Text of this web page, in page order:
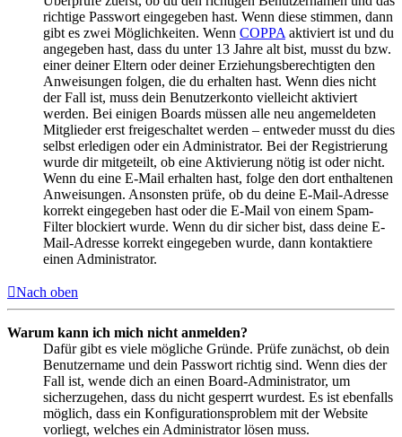
richtige Passwort eingegeben hast. Wenn diese stimmen, dann
gibt es zwei Möglichkeiten. Wenn COPPA aktiviert ist und du
angegeben hast, dass du unter 13 Jahre alt bist, musst du bzw.
einer deiner Eltern oder deiner Erziehungsberechtigten den
Anweisungen folgen, die du erhalten hast. Wenn dies nicht
der Fall ist, muss dein Benutzerkonto vielleicht aktiviert
werden. Bei einigen Boards müssen alle neu angemeldeten
Mitglieder erst freigeschaltet werden – entweder musst du dies
selbst erledigen oder ein Administrator. Bei der Registrierung
wurde dir mitgeteilt, ob eine Aktivierung nötig ist oder nicht.
Wenn du eine E-Mail erhalten hast, folge den dort enthaltenen
Anweisungen. Ansonsten prüfe, ob du deine E-Mail-Adresse
korrekt eingegeben hast oder die E-Mail von einem Spam-
Filter blockiert wurde. Wenn du dir sicher bist, dass deine E-
Mail-Adresse korrekt eingegeben wurde, dann kontaktiere
einen Administrator.
Nach oben
Warum kann ich mich nicht anmelden?
Dafür gibt es viele mögliche Gründe. Prüfe zunächst, ob dein
Benutzername und dein Passwort richtig sind. Wenn dies der
Fall ist, wende dich an einen Board-Administrator, um
sicherzugehen, dass du nicht gesperrt wurdest. Es ist ebenfalls
möglich, dass ein Konfigurationsproblem mit der Website
vorliegt, welches ein Administrator lösen muss.